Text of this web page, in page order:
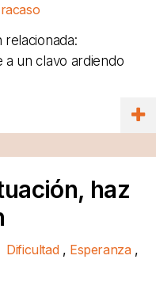
relacionada:
a un clavo ardiendo
haz
Dificultad , Esperanza ,